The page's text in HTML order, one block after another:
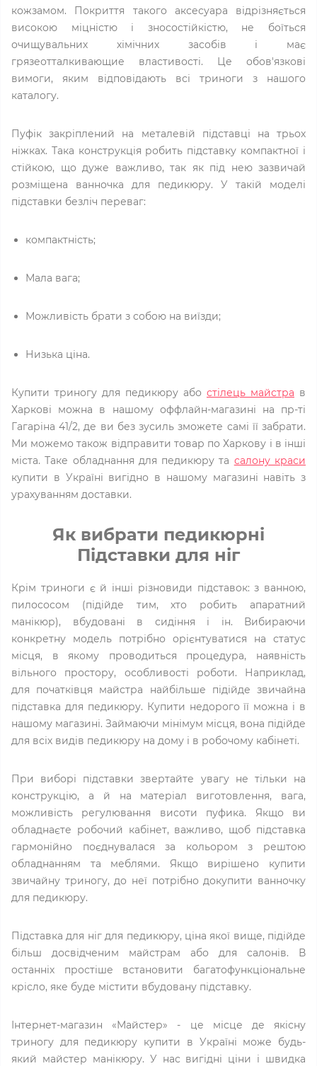
кожзамом. Покриття такого аксесуара відрізняється
високою міцністю і зносостійкістю, не боїться
очищувальних хімічних засобів і має
грязеотталкивающие властивості. Це обов'язкові
вимоги, яким відповідають всі триноги з нашого
каталогу.
Пуфік закріплений на металевій підставці на трьох
ніжках. Така конструкція робить підставку компактної і
стійкою, що дуже важливо, так як під нею зазвичай
розміщена ванночка для педикюру. У такій моделі
підставки безліч переваг:
компактність;
Мала вага;
Можливість брати з собою на виїзди;
Низька ціна.
Купити триногу для педикюру або стілець майстра в
Харкові можна в нашому оффлайн-магазині на пр-ті
Гагаріна 41/2, де ви без зусиль зможете самі її забрати.
Ми можемо також відправити товар по Харкову і в інші
міста. Таке обладнання для педикюру та салону краси
купити в Україні вигідно в нашому магазині навіть з
урахуванням доставки.
Як вибрати педикюрні
Підставки для ніг
Крім триноги є й інші різновиди підставок: з ванною,
пилососом (підійде тим, хто робить апаратний
манікюр), вбудовані в сидіння і ін. Вибираючи
конкретну модель потрібно орієнтуватися на статус
місця, в якому проводиться процедура, наявність
вільного простору, особливості роботи. Наприклад,
для початківця майстра найбільше підійде звичайна
підставка для педикюру. Купити недорого її можна і в
нашому магазині. Займаючи мінімум місця, вона підійде
для всіх видів педикюру на дому і в робочому кабінеті.
При виборі підставки звертайте увагу не тільки на
конструкцію, а й на матеріал виготовлення, вага,
можливість регулювання висоти пуфика. Якщо ви
обладнаєте робочий кабінет, важливо, щоб підставка
гармонійно поєднувалася за кольором з рештою
обладнанням та меблями. Якщо вирішено купити
звичайну триногу, до неї потрібно докупити ванночку
для педикюру.
Підставка для ніг для педикюру, ціна якої вище, підійде
більш досвідченим майстрам або для салонів. В
останніх простіше встановити багатофункціональне
крісло, яке буде містити вбудовану підставку.
Інтернет-магазин «Майстер» - це місце де якісну
триногу для педикюру купити в Україні може будь-
який майстер манікюру. У нас вигідні ціни і швидка